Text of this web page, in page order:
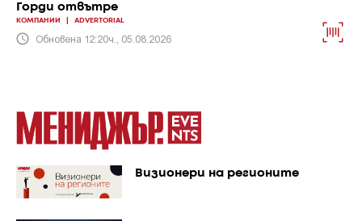
Горди отвътре
КОМПАНИИ ADVERTORIAL
Обновена 12:20ч., 05.08.2026
Визионери на регионите